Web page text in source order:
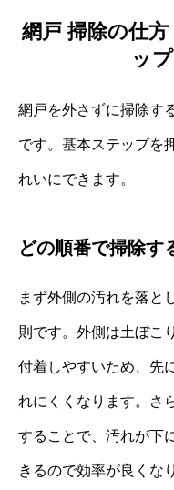
網戸 掃除の仕
ッ
網戸を外さずに掃除す
です。基本ステップを
れいにできます。
どの順番で掃除す
まず外側の汚れを落と
則です。外側は土ぼこ
付着しやすいため、先
れにくくなります。さ
することで、汚れが下
きるので効率が良くな